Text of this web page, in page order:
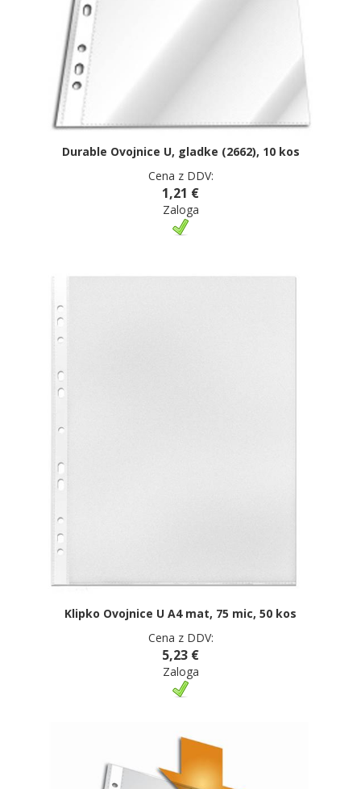
Durable Ovojnice U, gladke (2662), 10 kos
Cena z DDV:
1,21 €
Zaloga
Klipko Ovojnice U A4 mat, 75 mic, 50 kos
Cena z DDV:
5,23 €
Zaloga